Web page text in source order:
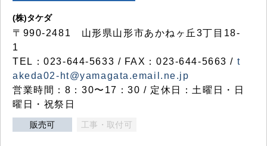
(株)タケダ
〒990-2481 山形県山形市あかねヶ丘3丁目18-
1
TEL：023-644-5633 / FAX：023-644-5663 / t
akeda02-ht@yamagata.email.ne.jp
営業時間：8：30〜17：30 / 定休日：土曜日・日
曜日・祝祭日
販売可 工事・取付可